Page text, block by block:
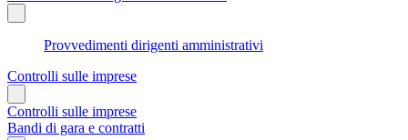
Provvedimenti dirigenti amministrativi
Controlli sulle imprese
Controlli sulle imprese
Bandi di gara e contratti